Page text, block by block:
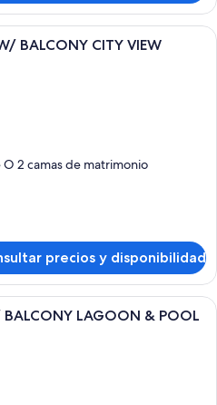
Habitación de hotel con dos camas,
BALCONY CITY VIEW
2 camas de matrimonio
precios y disponibilidad
Habitación de hotel con dos camas,
BALCONY LAGOON & POOL